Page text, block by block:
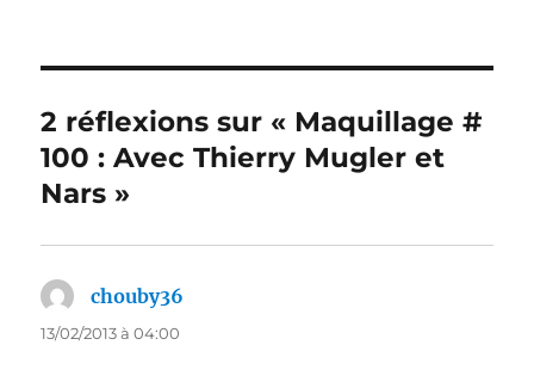
2 réflexions sur « Maquillage #
100 : Avec Thierry Mugler et
Nars »
chouby36
13/02/2013 à 04:00